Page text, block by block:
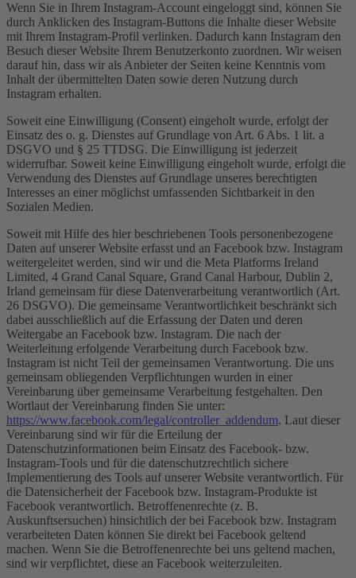
Wenn Sie in Ihrem Instagram-Account eingeloggt sind, können Sie
durch Anklicken des Instagram-Buttons die Inhalte dieser Website
mit Ihrem Instagram-Profil verlinken. Dadurch kann Instagram den
Besuch dieser Website Ihrem Benutzerkonto zuordnen. Wir weisen
darauf hin, dass wir als Anbieter der Seiten keine Kenntnis vom
Inhalt der übermittelten Daten sowie deren Nutzung durch
Instagram erhalten.
Soweit eine Einwilligung (Consent) eingeholt wurde, erfolgt der
Einsatz des o. g. Dienstes auf Grundlage von Art. 6 Abs. 1 lit. a
DSGVO und § 25 TTDSG. Die Einwilligung ist jederzeit
widerrufbar. Soweit keine Einwilligung eingeholt wurde, erfolgt die
Verwendung des Dienstes auf Grundlage unseres berechtigten
Interesses an einer möglichst umfassenden Sichtbarkeit in den
Sozialen Medien.
Soweit mit Hilfe des hier beschriebenen Tools personenbezogene
Daten auf unserer Website erfasst und an Facebook bzw. Instagram
weitergeleitet werden, sind wir und die Meta Platforms Ireland
Limited, 4 Grand Canal Square, Grand Canal Harbour, Dublin 2,
Irland gemeinsam für diese Datenverarbeitung verantwortlich (Art.
26 DSGVO). Die gemeinsame Verantwortlichkeit beschränkt sich
dabei ausschließlich auf die Erfassung der Daten und deren
Weitergabe an Facebook bzw. Instagram. Die nach der
Weiterleitung erfolgende Verarbeitung durch Facebook bzw.
Instagram ist nicht Teil der gemeinsamen Verantwortung. Die uns
gemeinsam obliegenden Verpflichtungen wurden in einer
Vereinbarung über gemeinsame Verarbeitung festgehalten. Den
Wortlaut der Vereinbarung finden Sie unter:
https://www.facebook.com/legal/controller_addendum. Laut dieser
Vereinbarung sind wir für die Erteilung der
Datenschutzinformationen beim Einsatz des Facebook- bzw.
Instagram-Tools und für die datenschutzrechtlich sichere
Implementierung des Tools auf unserer Website verantwortlich. Für
die Datensicherheit der Facebook bzw. Instagram-Produkte ist
Facebook verantwortlich. Betroffenenrechte (z. B.
Auskunftsersuchen) hinsichtlich der bei Facebook bzw. Instagram
verarbeiteten Daten können Sie direkt bei Facebook geltend
machen. Wenn Sie die Betroffenenrechte bei uns geltend machen,
sind wir verpflichtet, diese an Facebook weiterzuleiten.